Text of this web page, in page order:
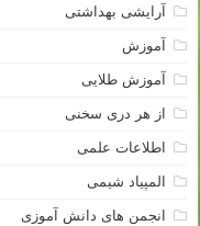
آرایشی بهداشتی
آموزش
آموزش طلایی
از هر دری سخنی
اطلاعات علمی
المپیاد شیمی
انجمن های دانش آموزی